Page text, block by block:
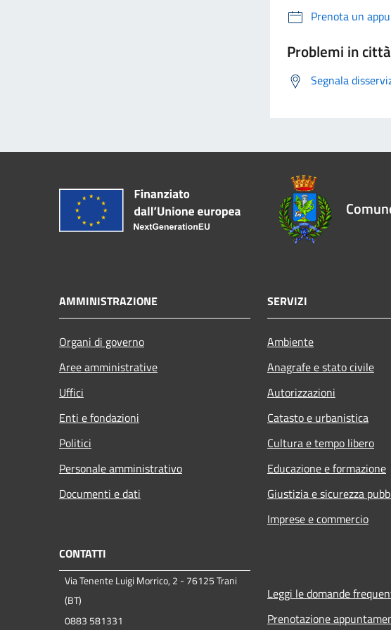
Prenota un
Problemi in città
Segnala
AMMINISTRAZIONE
Organi di governo
Aree amministrative
Uffici
Enti e fondazioni
Politici
Personale amministrativo
Documenti e dati
SERVIZI
Ambiente
Anagrafe e stato civile
Autorizzazioni
Catasto e urbanistica
Cultura e tempo libero
Educazione e formazione
Giustizia e sicurezza
Imprese e commercio
CONTATTI
Via Tenente Luigi Morrico, 2 - 76125 Trani
(BT)
0883 581331
Leggi le domande
Prenotazione